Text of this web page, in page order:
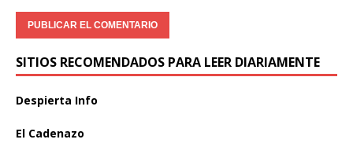
SITIOS RECOMENDADOS PARA LEER DIARIAMENTE
Despierta Info
El Cadenazo